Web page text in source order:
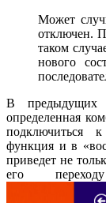
Может
отключен.
таком
нового
В предыдущих
определенная
подключиться
функция и в
приведет не
его